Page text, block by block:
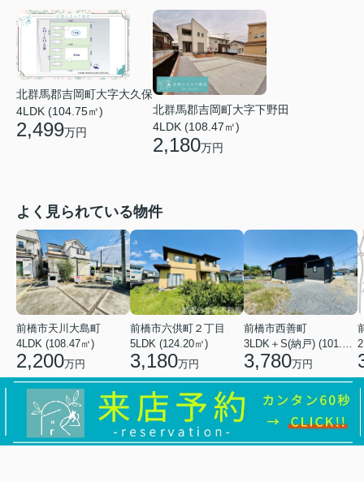
北群馬郡吉岡町大字大久保
4LDK (104.75㎡)
2,499万円
北群馬郡吉岡町大字下野田
4LDK (108.47㎡)
2,180万円
よく見られている物件
前橋市天川大島町
4LDK (108.47㎡)
2,200万円
前橋市六供町２丁目
5LDK (124.20㎡)
3,180万円
前橋市西善町
3,780万円